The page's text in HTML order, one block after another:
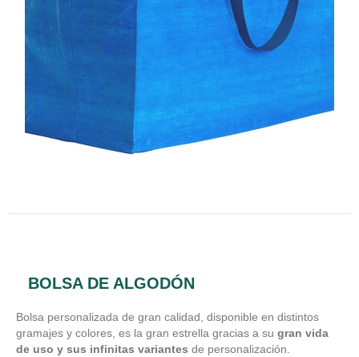
BOLSA DE ALGODÓN
Bolsa personalizada de gran calidad, disponible en distintos
gramajes y colores, es la gran estrella gracias a su gran vida
de uso y sus infinitas variantes de personalización.